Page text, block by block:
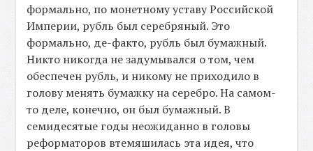
формально, по монетному уставу Российской
Империи, рубль был серебряный. Это
формально, де-факто, рубль был бумажный.
Никто никогда не задумывался о том, чем
обеспечен рубль, и никому не приходило в
голову менять бумажку на серебро. На самом-
то деле, конечно, он был бумажный. В
семидесятые годы неожиданно в головы
реформаторов втемяшилась эта идея, что